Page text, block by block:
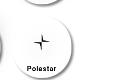
Polestar